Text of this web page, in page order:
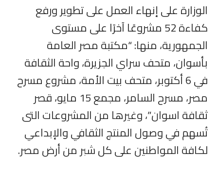
الوزارة على إنهاء العمل على تطوير ورفع
كفاءة 52 مشروعًا آخرًا على مستوى
الجمهورية، منها: “مكتبة مصر العامة
بأسوان، متحف سراي الجزيرة، واحة الثقافة
في 6 أكتوبر، متحف بيت الأمة، مشروع مسرح
مصر، مسرح السامر، مجمع 15 مايو، قصر
ثقافة اسوان”، وغيرها من المشروعات التى
تُسهم في وصول المنتج الثقافي والإبداعي
لكافة المواطنين على كل شبر من أرض مصر.